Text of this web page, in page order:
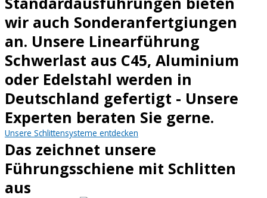
wir auch Sonderanfertgiungen
an. Unsere Linearführung
Schwerlast aus C45, Aluminium
oder Edelstahl werden in
Deutschland gefertigt - Unsere
Experten beraten Sie gerne.
Unsere Schlittensysteme entdecken
Das zeichnet unsere
Führungsschiene mit Schlitten
aus